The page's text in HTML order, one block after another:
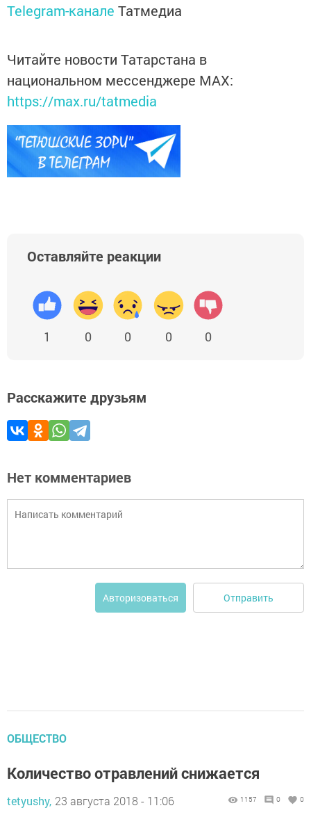
Telegram-канале Татмедиа
Читайте новости Татарстана в
национальном мессенджере MАХ:
https://max.ru/tatmedia
Оставляйте реакции
1 0 0 0 0
Расскажите друзьям
Нет комментариев
Авторизоваться Отправить
ОБЩЕСТВО
Количество отравлений снижается
tetyushy, 23 августа 2018 - 11:06 1157 0 0